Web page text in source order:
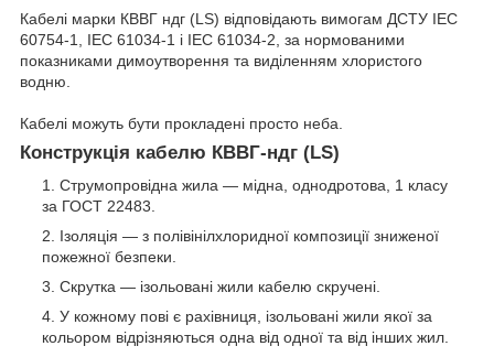
Кабелі марки КВВГ ндг (LS) відповідають вимогам ДСТУ IEC
60754-1, IEC 61034-1 і IEC 61034-2, за нормованими
показниками димоутворення та виділенням хлористого
водню.
Кабелі можуть бути прокладені просто неба.
Конструкція кабелю КВВГ-ндг (LS)
Струмопровідна жила — мідна, однодротова, 1 класу
за ГОСТ 22483.
Ізоляція — з полівінілхлоридної композиції зниженої
пожежної безпеки.
Скрутка — ізольовані жили кабелю скручені.
У кожному пові є рахівниця, ізольовані жили якої за
кольором відрізняються одна від одної та від інших жил.